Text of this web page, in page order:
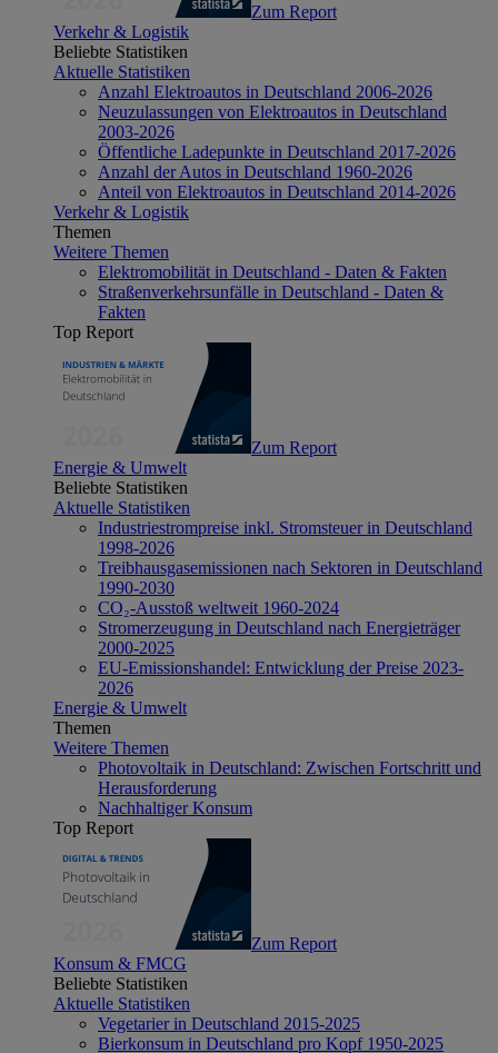
Zum Report
Verkehr & Logistik
Beliebte Statistiken
Aktuelle Statistiken
Anzahl Elektroautos in Deutschland 2006-2026
Neuzulassungen von Elektroautos in Deutschland
2003-2026
Öffentliche Ladepunkte in Deutschland 2017-2026
Anzahl der Autos in Deutschland 1960-2026
Anteil von Elektroautos in Deutschland 2014-2026
Verkehr & Logistik
Themen
Weitere Themen
Elektromobilität in Deutschland - Daten & Fakten
Straßenverkehrsunfälle in Deutschland - Daten &
Fakten
Top Report
Zum Report
Energie & Umwelt
Beliebte Statistiken
Aktuelle Statistiken
Industriestrompreise inkl. Stromsteuer in Deutschland
1998-2026
Treibhausgasemissionen nach Sektoren in Deutschland
1990-2030
CO₂-Ausstoß weltweit 1960-2024
Stromerzeugung in Deutschland nach Energieträger
2000-2025
EU-Emissionshandel: Entwicklung der Preise 2023-
2026
Energie & Umwelt
Themen
Weitere Themen
Photovoltaik in Deutschland: Zwischen Fortschritt und
Herausforderung
Nachhaltiger Konsum
Top Report
Zum Report
Konsum & FMCG
Beliebte Statistiken
Aktuelle Statistiken
Vegetarier in Deutschland 2015-2025
Bierkonsum in Deutschland pro Kopf 1950-2025